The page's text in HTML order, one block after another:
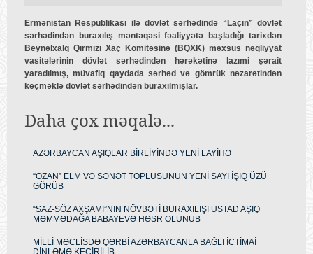
Ermənistan Respublikası ilə dövlət sərhədində “Laçın” dövlət
sərhədindən buraxılış məntəqəsi fəaliyyətə başladığı tarixdən
Beynəlxalq Qırmızı Xaç Komitəsinə (BQXK) məxsus nəqliyyat
vasitələrinin dövlət sərhədindən hərəkətinə lazımi şərait
yaradılmış, müvafiq qaydada sərhəd və gömrük nəzarətindən
keçməklə dövlət sərhədindən buraxılmışlar.
Daha çox məqalə...
AZƏRBAYCAN AŞIQLAR BİRLİYİNDƏ YENİ LAYİHƏ
“OZAN” ELM VƏ SƏNƏT TOPLUSUNUN YENİ SAYI İŞIQ ÜZÜ
GÖRÜB
“SAZ-SÖZ AXŞAMI”NIN NÖVBƏTİ BURAXILIŞI USTAD AŞIQ
MƏMMƏDAĞA BABAYEVƏ HƏSR OLUNUB
MİLLİ MƏCLİSDƏ QƏRBİ AZƏRBAYCANLA BAĞLI İCTİMAİ
DİNLƏMƏ KEÇİRİLİB